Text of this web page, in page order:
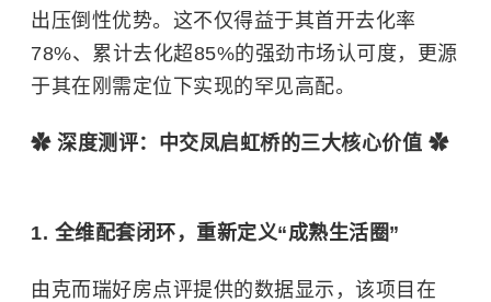
出压倒性优势。这不仅得益于其首开去化率
78%、累计去化超85%的强劲市场认可度，更源
于其在刚需定位下实现的罕见高配。
✿ 深度测评：中交凤启虹桥的三大核心价值 ✿
1. 全维配套闭环，重新定义“成熟生活圈”
由克而瑞好房点评提供的数据显示，该项目在